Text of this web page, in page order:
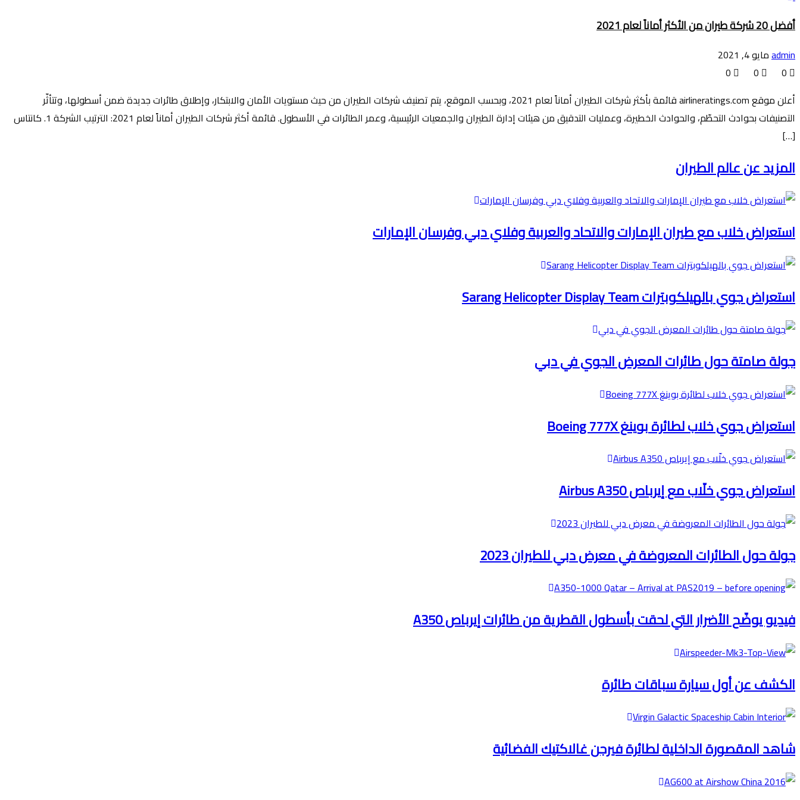
أفضل 20 شركة طيران من الأكثر أماناً لعام 2021
adminمايو 4, 2021
أعلن موقع airlineratings.com قائمة بأكثر شركات الطيران أماناً لعام 2021، وبحسب الموقع، يتم تصنيف شركات الطيران من حيث مستويات الأمان والابتكار، وإطلاق طائرات جديدة ضمن أسطولها، وتتأثّر
التصنيفات بحوادث التحطّم، والحوادث الخطيرة، وعمليات التدقيق من هيئات إدارة الطيران والجمعيات الرئيسية، وعمر الطائرات في الأسطول. قائمة أكثر شركات الطيران أماناً لعام 2021: الترتيب الشركة 1. كانتاس
[…]
المزيد عن عالم الطيران
استعراض خلاب مع طيران الإمارات والاتحاد والعربية وفلاي دبي وفرسان الإمارات
استعراض جوي بالهيلكوبترات Sarang Helicopter Display Team
جولة صامتة حول طائرات المعرض الجوي في دبي
استعراض جوي خلاب لطائرة بوينغ Boeing 777X
استعراض جوي خلّاب مع إيرباص Airbus A350
جولة حول الطائرات المعروضة في معرض دبي للطيران 2023
فيديو يوضّح الأضرار التي لحقت بأسطول القطرية من طائرات إيرباص A350
الكشف عن أول سيارة سباقات طائرة
شاهد المقصورة الداخلية لطائرة فيرجن غالاكتيك الفضائية